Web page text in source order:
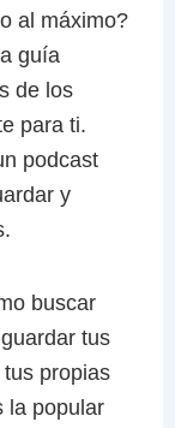
al máximo?
guía
de los
para ti.
podcast
y
buscar
tus
propias
la popular